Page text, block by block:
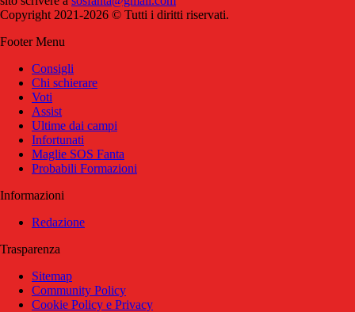
Copyright 2021-2026 © Tutti i diritti riservati.
Footer Menu
Consigli
Chi schierare
Voti
Assist
Ultime dai campi
Infortunati
Maglie SOS Fanta
Probabili Formazioni
Informazioni
Redazione
Trasparenza
Sitemap
Community Policy
Cookie Policy e Privacy